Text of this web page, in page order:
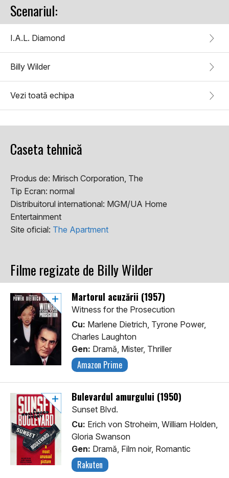
Scenariul:
I.A.L. Diamond
Billy Wilder
Vezi toată echipa
Caseta tehnică
Produs de: Mirisch Corporation, The
Tip Ecran: normal
Distribuitorul international: MGM/UA Home
Entertainment
Site oficial: The Apartment
Filme regizate de Billy Wilder
Martorul acuzării (1957)
Witness for the Prosecution
Cu: Marlene Dietrich, Tyrone Power,
Charles Laughton
Gen: Dramă, Mister, Thriller
Amazon Prime
Bulevardul amurgului (1950)
Sunset Blvd.
Cu: Erich von Stroheim, William Holden,
Gloria Swanson
Gen: Dramă, Film noir, Romantic
Rakuten